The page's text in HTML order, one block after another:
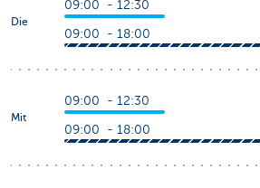
Die
09:00 - 12:30
09:00 - 18:00
Mit
09:00 - 12:30
09:00 - 18:00